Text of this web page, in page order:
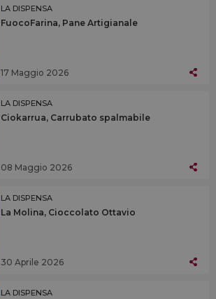
LA DISPENSA
FuocoFarina, Pane Artigianale
17 Maggio 2026
LA DISPENSA
Ciokarrua, Carrubato spalmabile
08 Maggio 2026
LA DISPENSA
La Molina, Cioccolato Ottavio
30 Aprile 2026
LA DISPENSA